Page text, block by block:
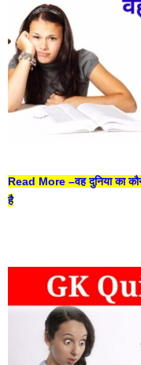
Read More –वह दुनिया का
है